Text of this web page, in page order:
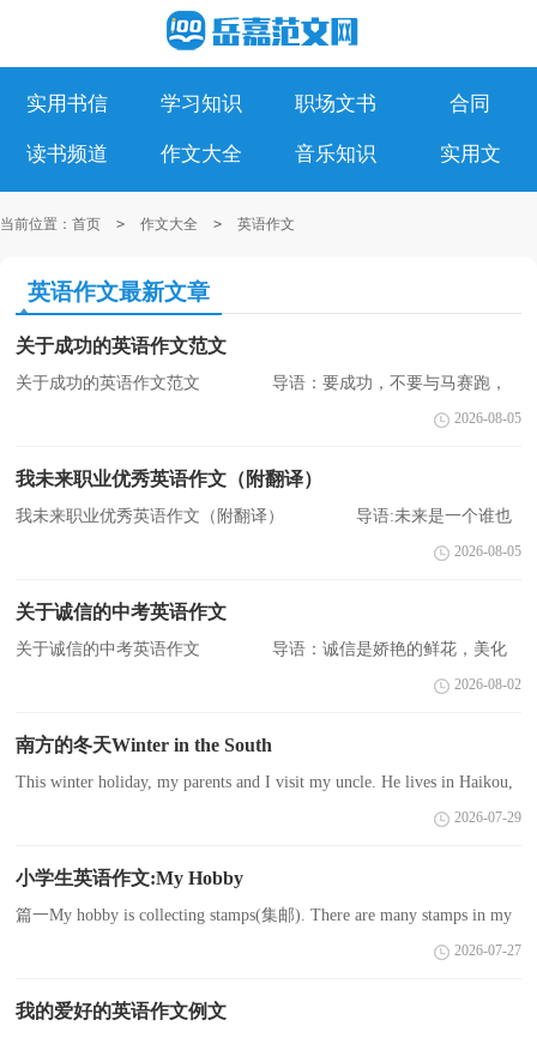
实用书信 学习知识 职场文书 合同
读书频道 作文大全 音乐知识 实用文
当前位置： 首页 > 作文大全 > 英语作文
英语作文最新文章
关于成功的英语作文范文
关于成功的英语作文范文 导语：要成功，不要与马赛跑，
要骑在马上，马上成功，下面是小编为大家整理的,英语范文。希望
CNFLA...
2026-08-05
我未来职业优秀英语作文（附翻译）
我未来职业优秀英语作文（附翻译） 导语:未来是一个谁也
无法预料的词，每个人都活在当下，并不知未来会有什么，未来我会
活...
2026-08-05
关于诚信的中考英语作文
关于诚信的中考英语作文 导语：诚信是娇艳的鲜花，美化
世界;诚信是灿烂的阳光，温暖人间;诚信是甘甜的清泉，滋润心田。
2026-08-02
南方的冬天Winter in the South
This winter holiday, my parents and I visit my uncle. He lives in Haikou,
Hainan Province. It’s the first time I spend winter holiday and the Spring
2026-07-29
小学生英语作文:My Hobby
篇一My hobby is collecting stamps(集邮). There are many stamps in my
room. I like stamps very much. There are many things on the stamps.2026-07-27
我的爱好的英语作文例文